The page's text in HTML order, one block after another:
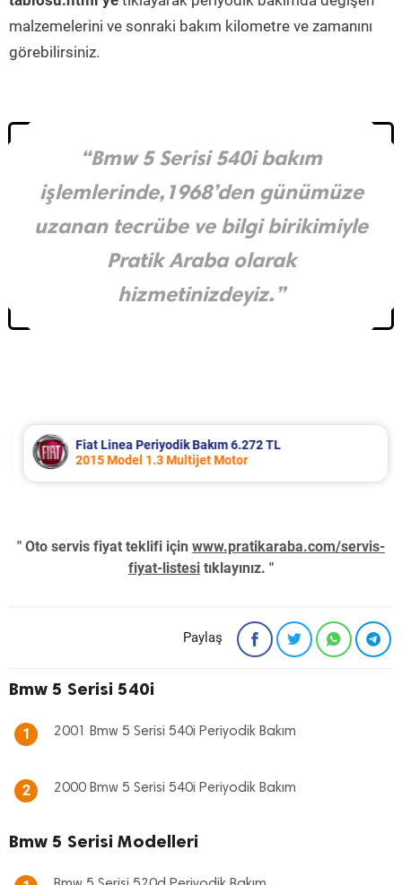
malzemelerini ve sonraki bakım kilometre ve zamanını
görebilirsiniz.
“Bmw 5 Serisi 540i bakım
işlemlerinde,1968’den günümüze
uzanan tecrübe ve bilgi birikimiyle
Pratik Araba olarak
hizmetinizdeyiz.”
Fiat Linea Periyodik Bakım 6.272 TL
2015 Model 1.3 Multijet Motor
" Oto servis fiyat teklifi için www.pratikaraba.com/servis-
fiyat-listesi tıklayınız. "
Paylaş
Bmw 5 Serisi 540i
1 2001 Bmw 5 Serisi 540i Periyodik Bakım
2 2000 Bmw 5 Serisi 540i Periyodik Bakım
Bmw 5 Serisi Modelleri